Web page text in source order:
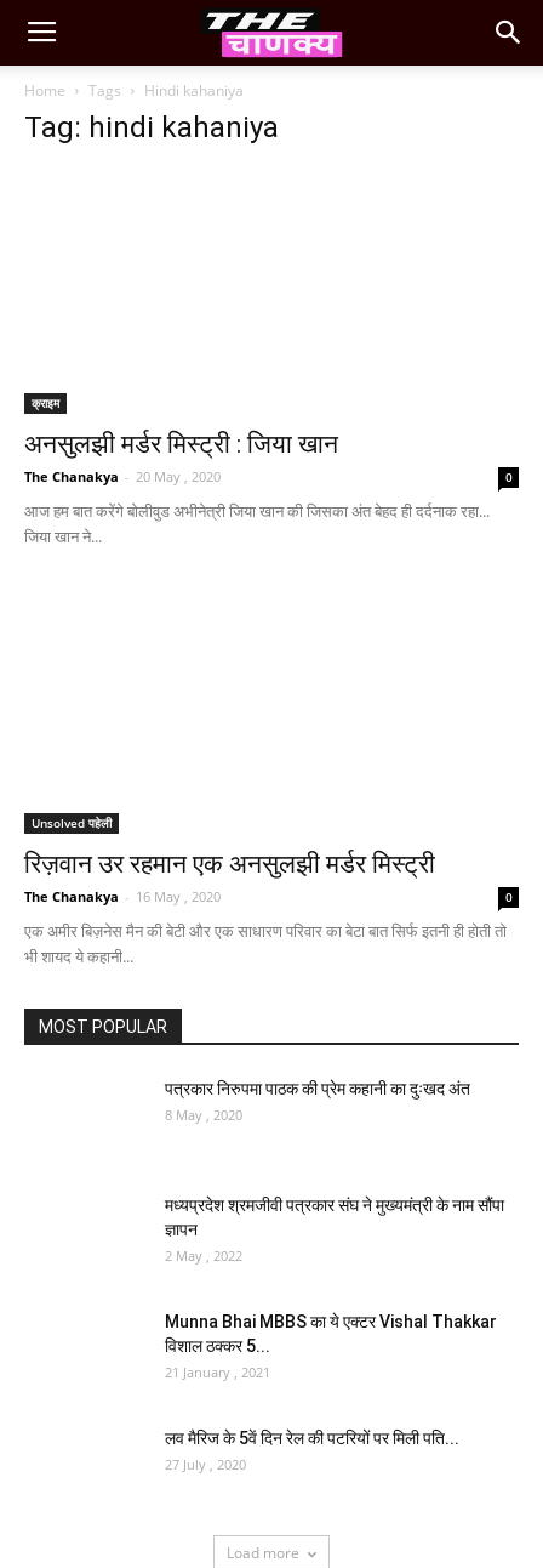
Home Tags Hindi kahaniya
Tag: hindi kahaniya
क्राइम
अनसुलझी मर्डर मिस्ट्री : जिया खान
The Chanakya - 20 May , 2020 0
आज हम बात करेंगे बोलीवुड अभीनेत्री जिया खान की जिसका अंत बेहद ही दर्दनाक रहा...
जिया खान ने...
Unsolved पहेली
रिज़वान उर रहमान एक अनसुलझी मर्डर मिस्ट्री
The Chanakya - 16 May , 2020 0
एक अमीर बिज़नेस मैन की बेटी और एक साधारण परिवार का बेटा बात सिर्फ इतनी ही होती तो
भी शायद ये कहानी...
MOST POPULAR
पत्रकार निरुपमा पाठक की प्रेम कहानी का दुःखद अंत
8 May , 2020
मध्यप्रदेश श्रमजीवी पत्रकार संघ ने मुख्यमंत्री के नाम सौंपा
ज्ञापन
2 May , 2022
Munna Bhai MBBS का ये एक्टर Vishal Thakkar
विशाल ठक्कर 5...
21 January , 2021
लव मैरिज के 5वें दिन रेल की पटरियों पर मिली पति...
27 July , 2020
Load more